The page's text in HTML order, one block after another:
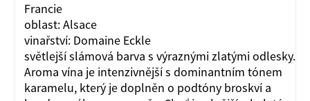
Francie
oblast: Alsace
vinařství: Domaine Eckle
světlejší slámová barva s výraznými zlatými odlesky.
Aroma vína je intenzivnější s dominantním tónem
karamelu, který je doplněn o podtóny broskví a